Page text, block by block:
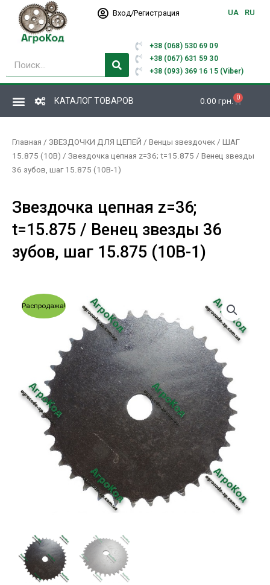
Перейти
содержимому
Вход/Регистрация UA RU
Поиск
+38 (068) 530 69 09
+38 (067) 631 59 30
+38 (093) 369 16 15 (Viber)
КАТАЛОГ ТОВАРОВ 0.00 грн. 0
Корзина
Главная / ЗВЕЗДОЧКИ ДЛЯ ЦЕПЕЙ / Венцы звездочек / ШАГ
15.875 (10В) / Звездочка цепная z=36; t=15.875 / Венец звезды
36 зубов, шаг 15.875 (10В-1)
Звездочка цепная z=36;
t=15.875 / Венец звезды 36
зубов, шаг 15.875 (10В-1)
Распродажа!